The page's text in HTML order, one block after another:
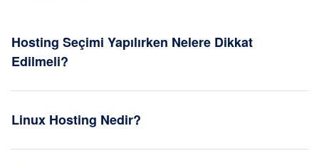
Hosting Seçimi Yapılırken Nelere Dikkat
Edilmeli?
Linux Hosting Nedir?